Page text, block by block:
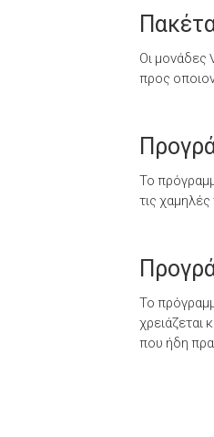
Οι μονάδες
προς
Το
τις
Το
χρειάζεται
που ήδη